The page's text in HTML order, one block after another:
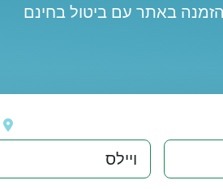
באתר עם ביטול בחינם